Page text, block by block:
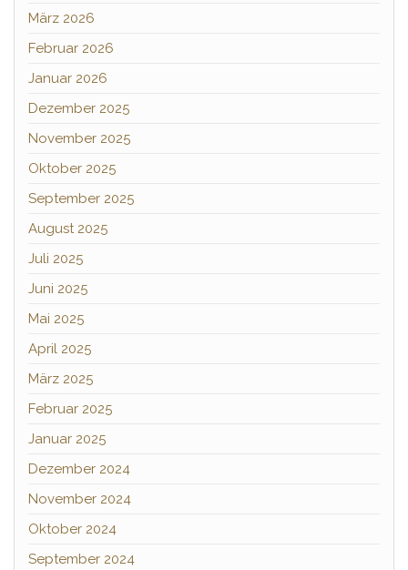
März 2026
Februar 2026
Januar 2026
Dezember 2025
November 2025
Oktober 2025
September 2025
August 2025
Juli 2025
Juni 2025
Mai 2025
April 2025
März 2025
Februar 2025
Januar 2025
Dezember 2024
November 2024
Oktober 2024
September 2024